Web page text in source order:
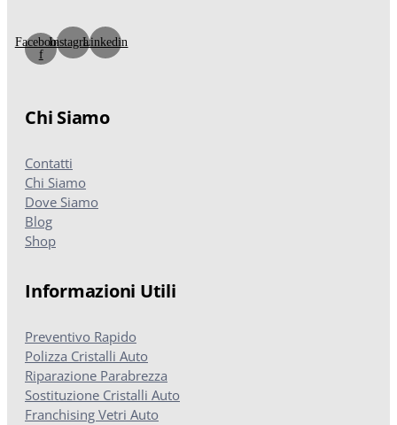
Facebook-
f
InstagramLinkedin
Chi Siamo
Contatti
Chi Siamo
Dove Siamo
Blog
Shop
Informazioni Utili
Preventivo Rapido
Polizza Cristalli Auto
Riparazione Parabrezza
Sostituzione Cristalli Auto
Franchising Vetri Auto